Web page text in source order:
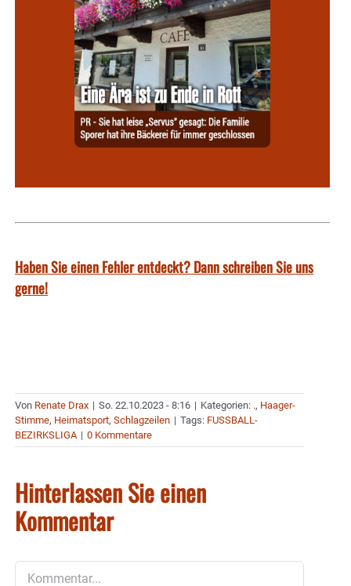
Haben Sie einen Fehler entdeckt? Dann schreiben Sie uns
gerne!
Von Renate Drax | So. 22.10.2023 - 8:16 | Kategorien: ., Haager-
Stimme, Heimatsport, Schlagzeilen | Tags: FUSSBALL-
BEZIRKSLIGA | 0 Kommentare
Hinterlassen Sie einen
Kommentar